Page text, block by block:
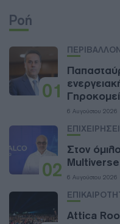
Ροή
01
6 Αυγούστου 2026
02
Στον
Multiverse
6 Αυγούστου 2026
Attica